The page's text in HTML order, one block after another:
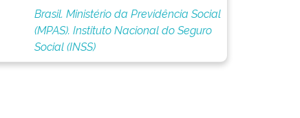
Brasil. Ministério da Previdência Social
(MPAS). Instituto Nacional do Seguro
Social (INSS)